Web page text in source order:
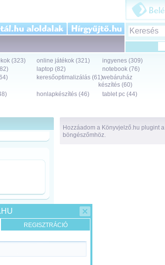
(323) online játékok (321) ingyenes (309)
laptop (82) notebook (76)
keresőoptimalizálás (61)webáruház
készítés (60)
honlapkészítés (46) tablet pc (44)
Hozzáadom a Könyvjelző.hu plugint a
böngészőmhöz.
REGISZTRÁCIÓ